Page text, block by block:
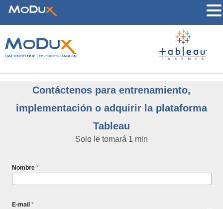
Contáctenos para entrenamiento,
implementación o adquirir la plataforma
Tableau
Solo le tomará 1 min
Nombre *
E-mail *